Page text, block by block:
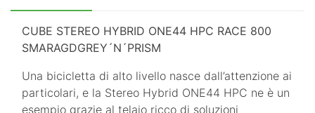
CUBE STEREO HYBRID ONE44 HPC RACE 800
SMARAGDGREY´N´PRISM
Una bicicletta di alto livello nasce dall’attenzione ai
particolari, e la Stereo Hybrid ONE44 HPC ne è un
esempio grazie al telaio ricco di soluzioni